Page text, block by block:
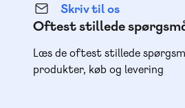
Skriv til os
Oftest stillede
Læs de oftest stillede
produkter, køb og levering